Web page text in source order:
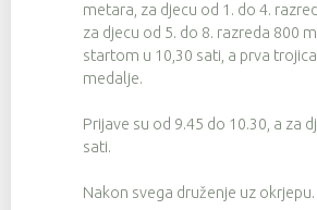
metara, za djecu od 1. do 4.
za djecu od 5. do 8. razreda 800
startom u 10,30 sati, a prva
medalje.
Prijave su od 9.45 do 10.30, a za
sati.
Nakon svega druženje uz okrjepu.